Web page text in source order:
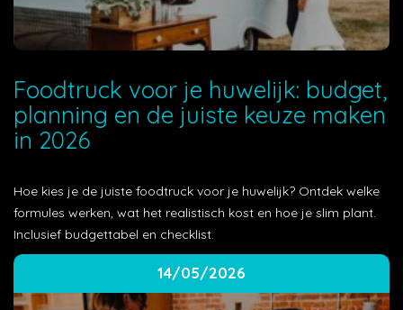
Foodtruck voor je huwelijk: budget,
planning en de juiste keuze maken
in 2026
Hoe kies je de juiste foodtruck voor je huwelijk? Ontdek welke
formules werken, wat het realistisch kost en hoe je slim plant.
Inclusief budgettabel en checklist.
14/05/2026